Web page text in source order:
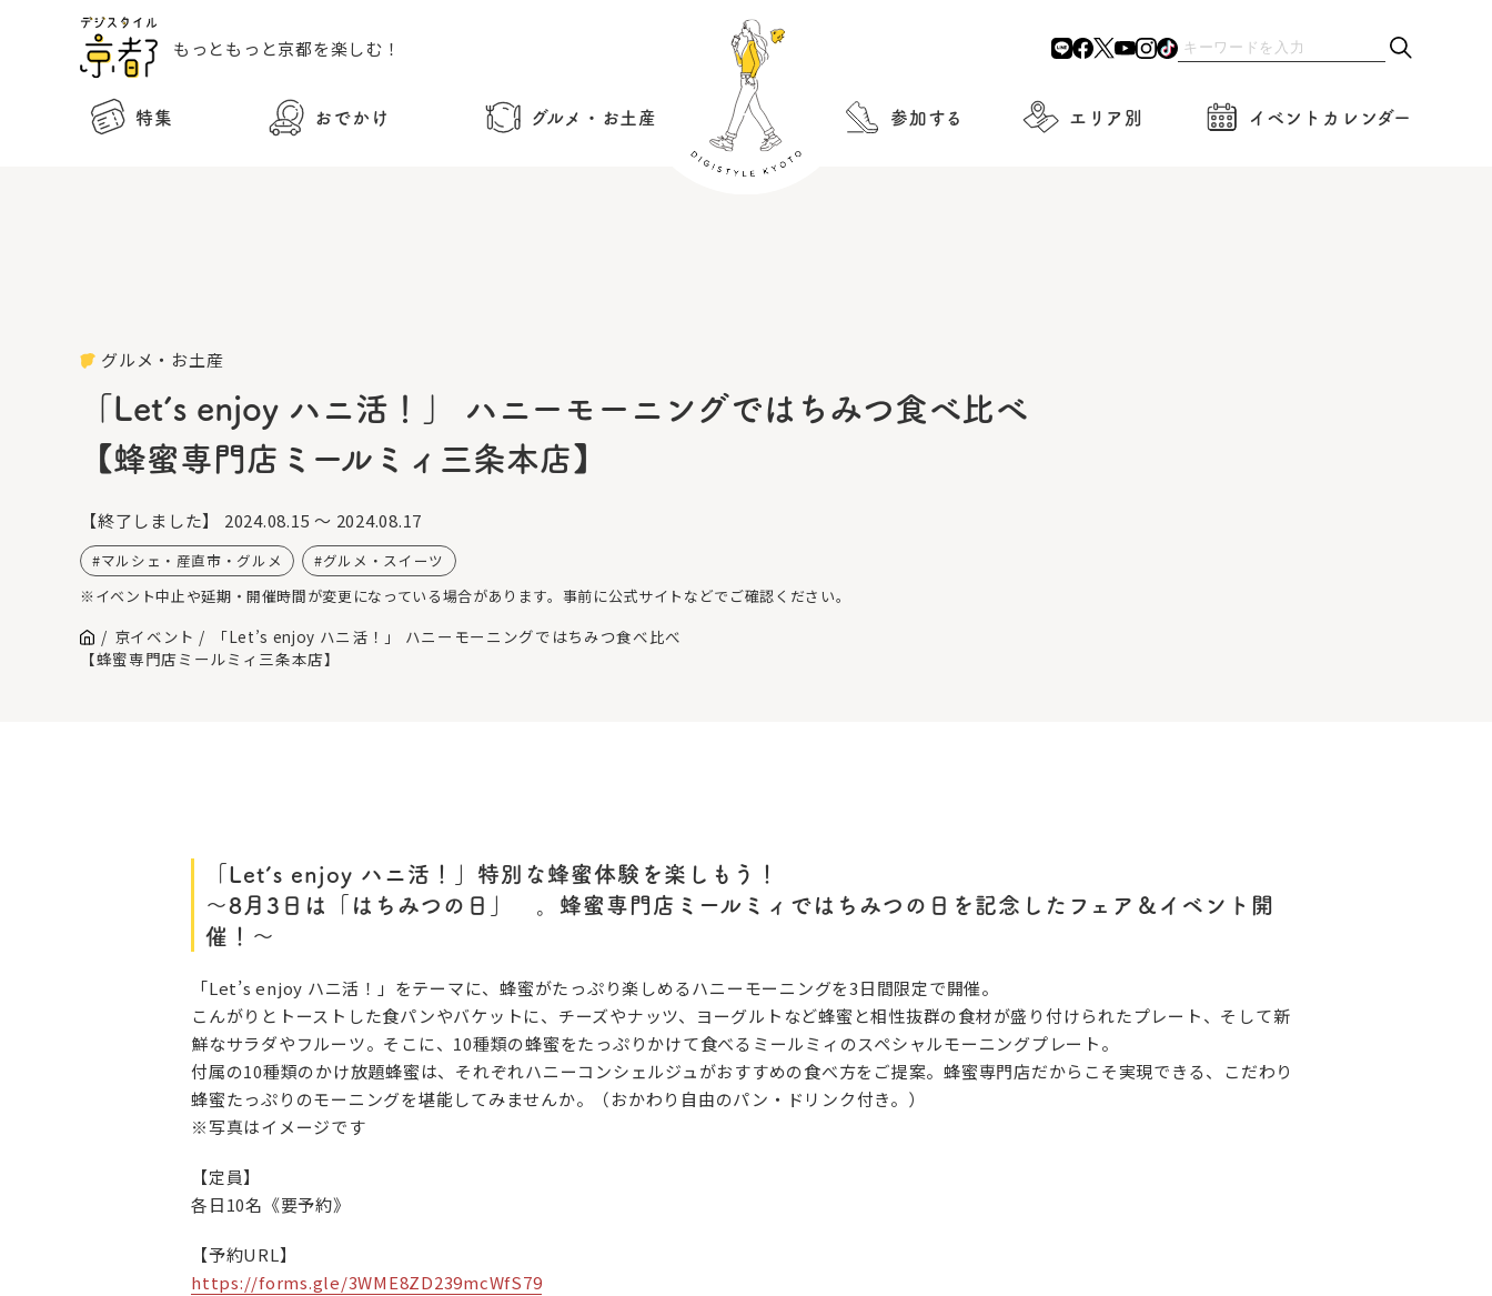
もっともっと京都を楽しむ！
特集 おでかけ グルメ・お土産 参加する エリア別 イベントカレンダー
グルメ・お土産
「Let’s enjoy ハニ活！」 ハニーモーニングではちみつ食べ比べ
【蜂蜜専門店ミールミィ三条本店】
【終了しました】 2024.08.15 ～ 2024.08.17
マルシェ・産直市・グルメ
グルメ・スイーツ
※イベント中止や延期・開催時間が変更になっている場合があります。事前に公式サイトなどでご確認ください。
京イベント
「Let’s enjoy ハニ活！」 ハニーモーニングではちみつ食べ比べ
【蜂蜜専門店ミールミィ三条本店】
「Let’s enjoy ハニ活！」特別な蜂蜜体験を楽しもう！
～8月3日は「はちみつの日」 。蜂蜜専門店ミールミィではちみつの日を記念したフェア＆イベント開
催！～
「Let’s enjoy ハニ活！」をテーマに、蜂蜜がたっぷり楽しめるハニーモーニングを3日間限定で開催。
こんがりとトーストした食パンやバケットに、チーズやナッツ、ヨーグルトなど蜂蜜と相性抜群の食材が盛り付けられたプレート、そして新
鮮なサラダやフルーツ。そこに、10種類の蜂蜜をたっぷりかけて食べるミールミィのスペシャルモーニングプレート。
付属の10種類のかけ放題蜂蜜は、それぞれハニーコンシェルジュがおすすめの食べ方をご提案。蜂蜜専門店だからこそ実現できる、こだわり
蜂蜜たっぷりのモーニングを堪能してみませんか。（おかわり自由のパン・ドリンク付き。）
※写真はイメージです
【定員】
各日10名《要予約》
【予約URL】
https://forms.gle/3WME8ZD239mcWfS79